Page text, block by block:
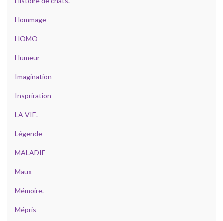
Hommage
HOMO
Humeur
Imagination
Inspriration
LA VIE.
Légende
MALADIE
Maux
Mémoire.
Mépris